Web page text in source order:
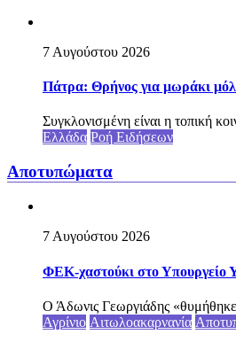
7 Αυγούστου 2026
Πάτρα: Θρήνος για μωράκι
Συγκλονισμένη είναι η τοπική
Ελλάδα Ροή Ειδήσεων
Αποτυπώματα
7 Αυγούστου 2026
ΦΕΚ-χαστούκι στο Υπουργείο
Ο Άδωνις Γεωργιάδης
Αγρίνιο Αιτωλοακαρνανία